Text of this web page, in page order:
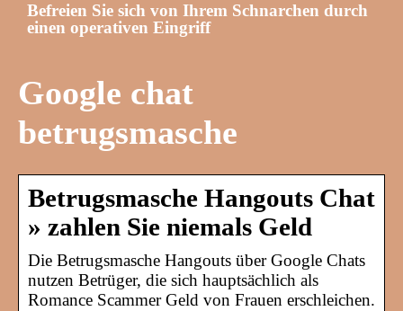
Befreien Sie sich von Ihrem Schnarchen durch
einen operativen Eingriff
Google chat
betrugsmasche
Betrugsmasche Hangouts Chat
» zahlen Sie niemals Geld
Die Betrugsmasche Hangouts über Google Chats
nutzen Betrüger, die sich hauptsächlich als
Romance Scammer Geld von Frauen erschleichen.